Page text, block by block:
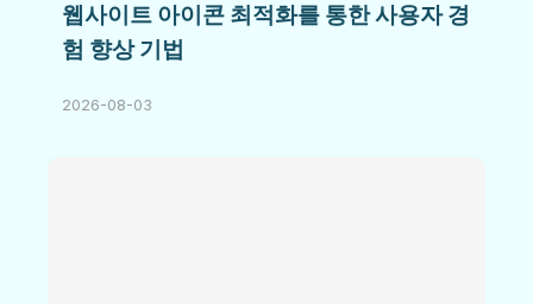
웹사이트 아이콘 최적화를 통한 사용자 경
험 향상 기법
2026-08-03